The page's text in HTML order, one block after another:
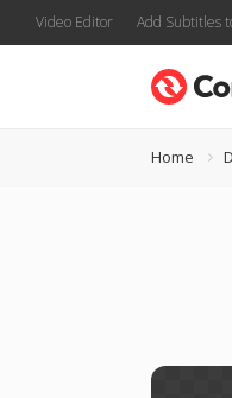
Video Editor Add Subtitles
Home